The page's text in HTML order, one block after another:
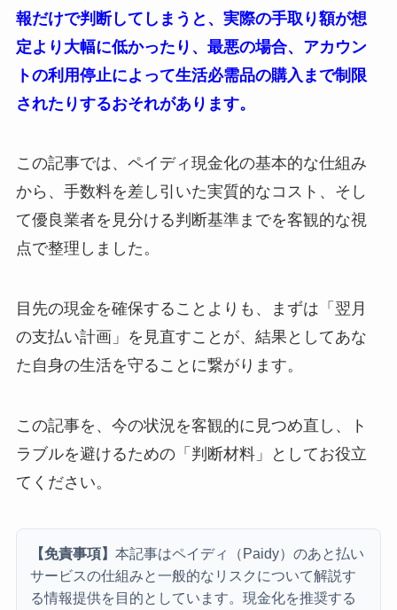
報だけで判断してしまうと、実際の手取り額が想
定より大幅に低かったり、最悪の場合、アカウン
トの利用停止によって生活必需品の購入まで制限
されたりするおそれがあります。
この記事では、ペイディ現金化の基本的な仕組み
から、手数料を差し引いた実質的なコスト、そし
て優良業者を見分ける判断基準までを客観的な視
点で整理しました。
目先の現金を確保することよりも、まずは「翌月
の支払い計画」を見直すことが、結果としてあな
た自身の生活を守ることに繋がります。
この記事を、今の状況を客観的に見つめ直し、ト
ラブルを避けるための「判断材料」としてお役立
てください。
【免責事項】 本記事はペイディ（Paidy）のあと払い
サービスの仕組みと一般的なリスクについて解説す
る情報提供を目的としています。現金化を推奨する